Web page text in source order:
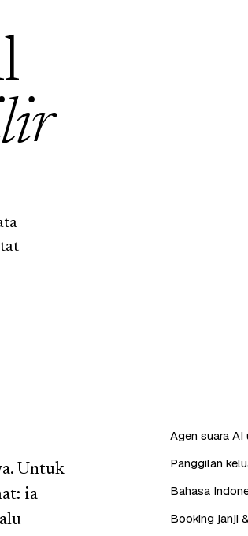
Untuk
ia
Agen suara
Panggilan
Bahasa
Booking janji